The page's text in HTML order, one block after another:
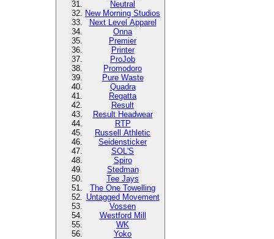
Neutral
New Morning Studios
Next Level Apparel
Onna
Premier
Printer
ProJob
Promodoro
Pure Waste
Quadra
Regatta
Result
Result Headwear
RTP
Russell Athletic
Seidensticker
SOL'S
Spiro
Stedman
Tee Jays
The One Towelling
Untagged Movement
Vossen
Westford Mill
WK
Yoko